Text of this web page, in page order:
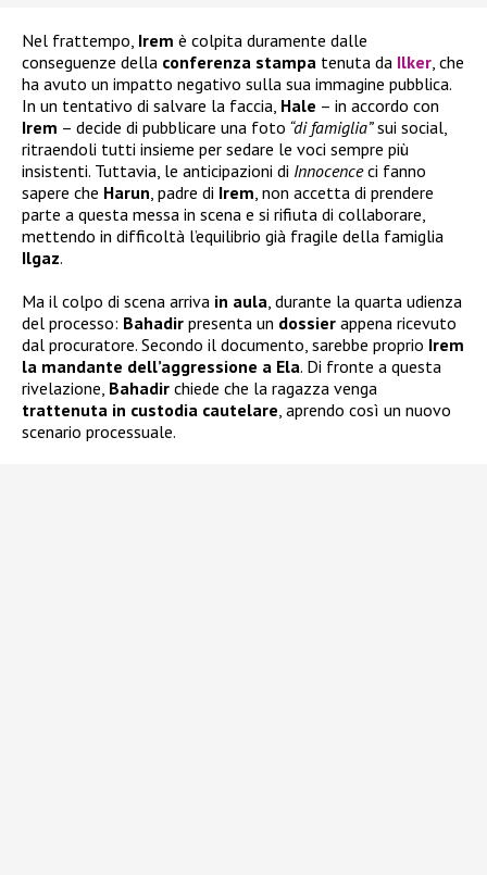
Nel frattempo, Irem è colpita duramente dalle
conseguenze della conferenza stampa tenuta da Ilker, che
ha avuto un impatto negativo sulla sua immagine pubblica.
In un tentativo di salvare la faccia, Hale – in accordo con
Irem – decide di pubblicare una foto “di famiglia”sui social,
ritraendoli tutti insieme per sedare le voci sempre più
insistenti. Tuttavia, le anticipazioni di Innocenceci fanno
sapere che Harun, padre di Irem, non accetta di prendere
parte a questa messa in scena e si rifiuta di collaborare,
mettendo in difficoltà l’equilibrio già fragile della famiglia
Ilgaz.
Ma il colpo di scena arriva in aula, durante la quarta udienza
del processo: Bahadir presenta un dossier appena ricevuto
dal procuratore. Secondo il documento, sarebbe proprio Irem
la mandante dell’aggressione a Ela. Di fronte a questa
rivelazione, Bahadir chiede che la ragazza venga
trattenuta in custodia cautelare, aprendo così un nuovo
scenario processuale.